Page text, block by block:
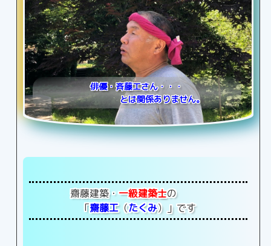
「一級建築士」、齋藤工です。
俳優・斉藤工さん・・・
とは関係ありません。
お家の新築/設計から・・・
お家のリフォーム、
バリアフリー対策も・・・
何でもお任せください！
齋藤建築・一級建築士の
「齋藤工（たくみ）」です